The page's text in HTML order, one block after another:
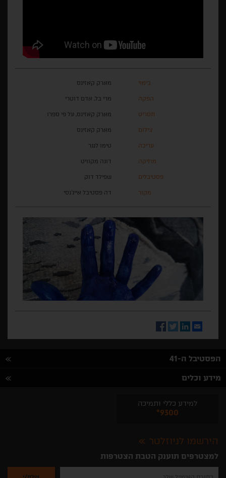
בימוי מארק קאזינס
הפקה מרי בל, אדם דוטרי
תסריט מארק קאזינס, על פי ספרו
צילום מארק קאזינס
עריכה טימו לנגר
מוזיקה דונה מקוויט
פסטיבלים שפילד דוק
מקור דה פסטיבל אייג'נסי
Email
LinkedIn
Twitter
Facebook
הפסטיבל ה-41
מידע וכלים
למידע כללי ותמיכה
*9300
הירשמו לניוזלטר
למצטרפים תוענק הטבת הצטרפות